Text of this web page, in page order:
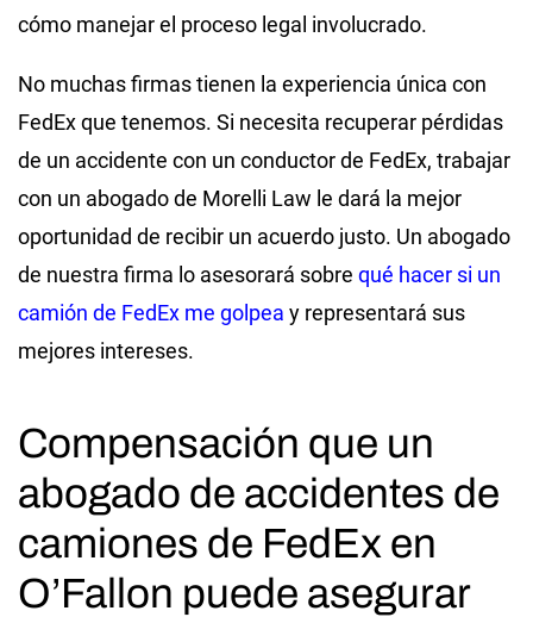
cómo manejar el proceso legal involucrado.
No muchas firmas tienen la experiencia única con
FedEx que tenemos. Si necesita recuperar pérdidas
de un accidente con un conductor de FedEx, trabajar
con un abogado de Morelli Law le dará la mejor
oportunidad de recibir un acuerdo justo. Un abogado
de nuestra firma lo asesorará sobre qué hacer si un
camión de FedEx me golpea y representará sus
mejores intereses.
Compensación que un
abogado de accidentes de
camiones de FedEx en
O’Fallon puede asegurar